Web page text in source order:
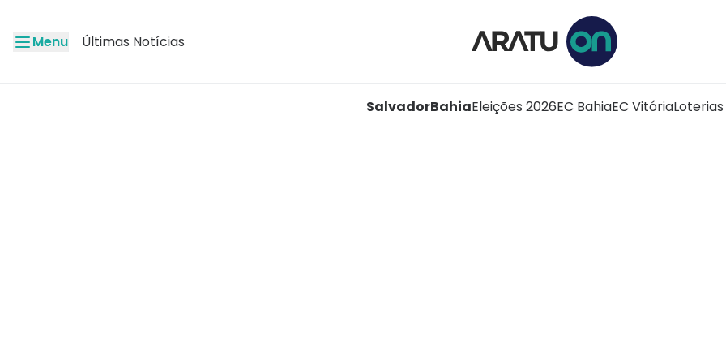
Menu Últimas Notícias
SalvadorBahiaEleições 2026EC BahiaEC VitóriaLoterias